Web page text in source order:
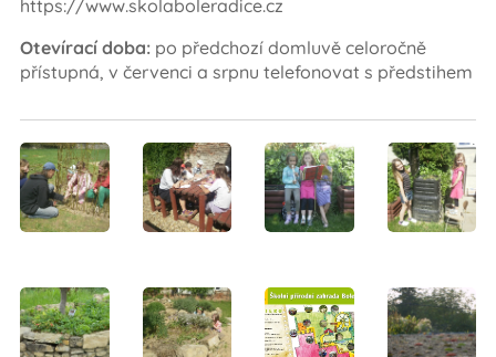
https://www.skolaboleradice.cz
Otevírací doba: po předchozí domluvě celoročně
přístupná, v červenci a srpnu telefonovat s předstihem